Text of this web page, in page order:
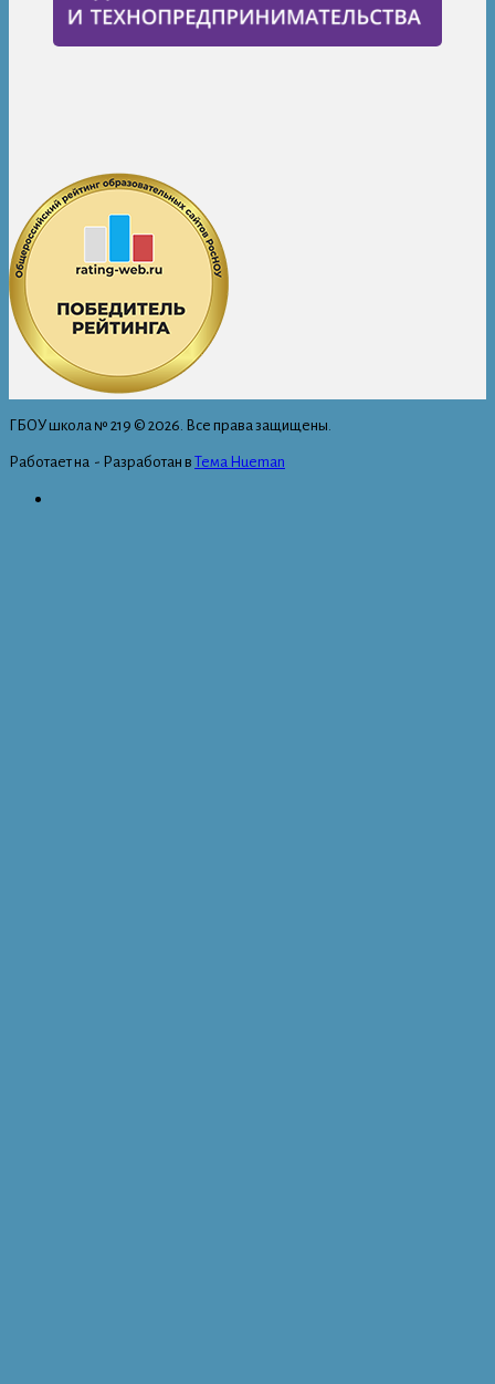
ГБОУ школа № 219 © 2026. Все права защищены.
Работает на - Разработан в Тема Hueman